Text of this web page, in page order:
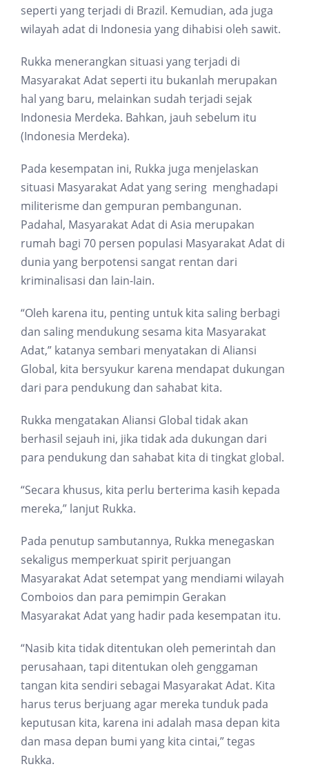
seperti yang terjadi di Brazil. Kemudian, ada juga
wilayah adat di Indonesia yang dihabisi oleh sawit.
Rukka menerangkan situasi yang terjadi di
Masyarakat Adat seperti itu bukanlah merupakan
hal yang baru, melainkan sudah terjadi sejak
Indonesia Merdeka. Bahkan, jauh sebelum itu
(Indonesia Merdeka).
Pada kesempatan ini, Rukka juga menjelaskan
situasi Masyarakat Adat yang sering menghadapi
militerisme dan gempuran pembangunan.
Padahal, Masyarakat Adat di Asia merupakan
rumah bagi 70 persen populasi Masyarakat Adat di
dunia yang berpotensi sangat rentan dari
kriminalisasi dan lain-lain.
“Oleh karena itu, penting untuk kita saling berbagi
dan saling mendukung sesama kita Masyarakat
Adat,” katanya sembari menyatakan di Aliansi
Global, kita bersyukur karena mendapat dukungan
dari para pendukung dan sahabat kita.
Rukka mengatakan Aliansi Global tidak akan
berhasil sejauh ini, jika tidak ada dukungan dari
para pendukung dan sahabat kita di tingkat global.
“Secara khusus, kita perlu berterima kasih kepada
mereka,” lanjut Rukka.
Pada penutup sambutannya, Rukka menegaskan
sekaligus memperkuat spirit perjuangan
Masyarakat Adat setempat yang mendiami wilayah
Comboios dan para pemimpin Gerakan
Masyarakat Adat yang hadir pada kesempatan itu.
“Nasib kita tidak ditentukan oleh pemerintah dan
perusahaan, tapi ditentukan oleh genggaman
tangan kita sendiri sebagai Masyarakat Adat. Kita
harus terus berjuang agar mereka tunduk pada
keputusan kita, karena ini adalah masa depan kita
dan masa depan bumi yang kita cintai,” tegas
Rukka.